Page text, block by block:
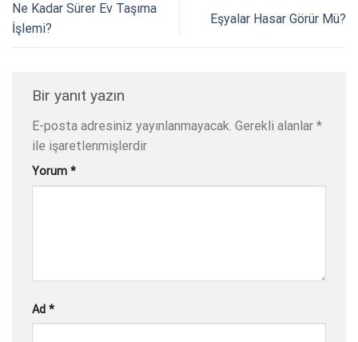
Ne Kadar Sürer Ev Taşıma
İşlemi?
Eşyalar Hasar Görür Mü?
Bir yanıt yazın
E-posta adresiniz yayınlanmayacak. Gerekli alanlar *
ile işaretlenmişlerdir
Yorum *
Ad *